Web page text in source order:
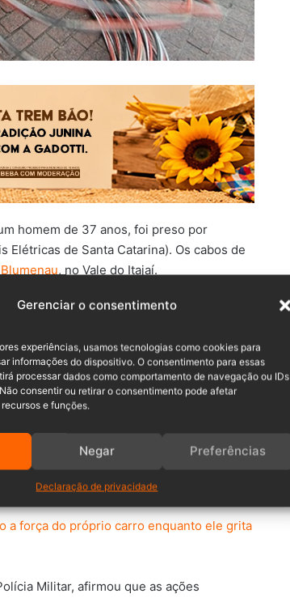
Gerenciar o consentimento
experiências, usamos tecnologias como cookies para
informações do dispositivo. O consentimento para essas
processar dados como comportamento de navegação ou IDs
consentir ou retirar o consentimento pode afetar
e funções.
Negar Preferências
Declaração de privacidade
homem de 37 anos, foi preso por
de Santa Catarina). Os cabos de
Blumenau, no Vale do Itajaí.
, parceria entre a Polícia Militar (PM) e
de cabeamento da rede de telefonia e
a força do próprio carro enquanto ele grita
Militar, afirmou que as ações